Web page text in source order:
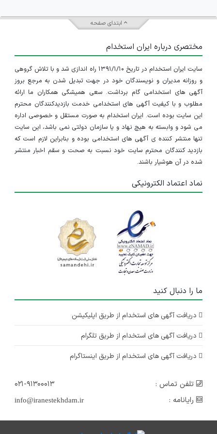
ابتدای صفحه
مختصری درباره ایران استخدام
سایت ایران استخدام در تاریخ ۱۳۹۱/۱/۱۰ راه اندازی شد و با تلاش گروهی
و روزانه مدیران و نویسندگان خود در جهت تبدیل شدن به مرجع بروز
آگهی های استخدامی گام برداشت. سعی همیشگی همکاران ما ارائه
مطلوب و با کیفیت آگهی های استخدامی خدمت بازدیدکنندگان محترم
این سایت بوده است. ایران استخدام به صورت مستقل و خصوصی اداره
می شود و وابسته به هیچ نهاد و یا سازمان دولتی نمی باشد، این سایت
تنها منتشر کننده ی آگهی های استخدامی بوده و بنابراین لازم است که
بازدید کنندگان محترم سایت خود نسبت به صحت و سقم اخبار منتشر
شده در آن هوشیار باشند.
نماد اعتماد الکترونیکی
ما را دنبال کنید
دریافت آگهی های استخدام از طریق اپلیکیشن
دریافت آگهی های استخدام از طریق تلگرام
دریافت آگهی های استخدام از طریق اینستاگرام
تلفن تماس :
۰۲۱-۹۱۳۰۰۰۱۳
رایانامه :
info@iranestekhdam.ir